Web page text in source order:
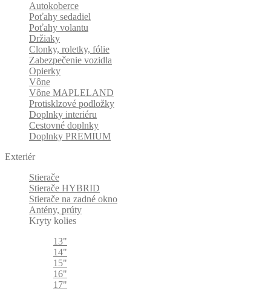
Autokoberce
Poťahy sedadiel
Poťahy volantu
Držiaky
Clonky, roletky, fólie
Zabezpečenie vozidla
Opierky
Vône
Vône MAPLELAND
Protisklzové podložky
Doplnky interiéru
Cestovné doplnky
Doplnky PREMIUM
Exteriér
Stierače
Stierače HYBRID
Stierače na zadné okno
Antény, prúty
Kryty kolies
13"
14"
15"
16"
17"